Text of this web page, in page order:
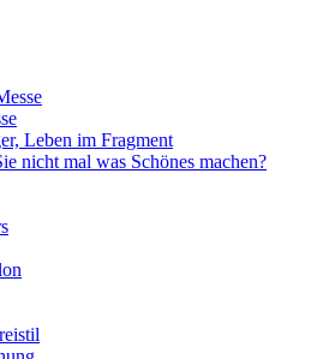
Leben im Fragment
nicht mal was Schönes machen?